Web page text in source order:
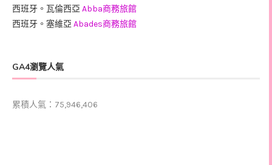
西班牙。瓦倫西亞 Abba商務旅館
西班牙。塞維亞 Abades商務旅館
GA4瀏覽人氣
累積人氣：75,946,406